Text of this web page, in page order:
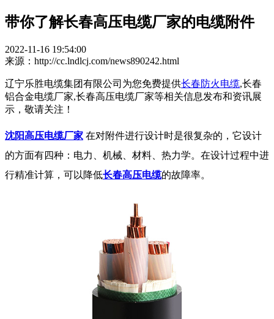
带你了解长春高压电缆厂家的电缆附件
2022-11-16 19:54:00
来源：http://cc.lndlcj.com/news890242.html
辽宁乐胜电缆集团有限公司为您免费提供长春防火电缆,长春
铝合金电缆厂家,长春高压电缆厂家等相关信息发布和资讯展
示，敬请关注！
沈阳高压电缆厂家 在对附件进行设计时是很复杂的，它设计
的方面有四种：电力、机械、材料、热力学。在设计过程中进
行精准计算，可以降低长春高压电缆的故障率。